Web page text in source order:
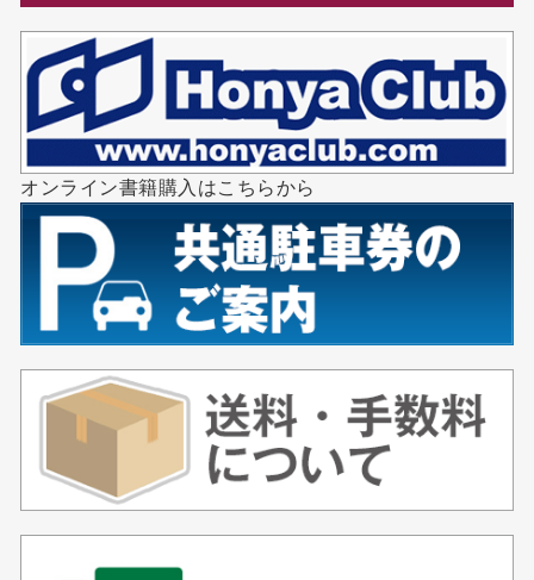
オンライン書籍購入はこちらから